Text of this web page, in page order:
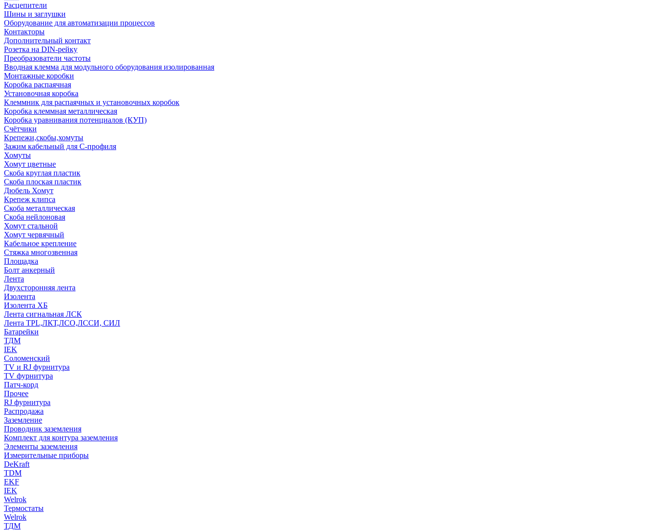
Расцепители
Шины и заглушки
Оборудование для автоматизации процессов
Контакторы
Дополнительный контакт
Розетка на DIN-рейку
Преобразователи частоты
Вводная клемма для модульного оборудования изолированная
Монтажные коробки
Коробка распаячная
Установочная коробка
Клеммник для распаячных и установочных коробок
Коробка клеммная металлическая
Коробка уравнивания потенциалов (КУП)
Счётчики
Крепежи,скобы,хомуты
Зажим кабельный для С-профиля
Хомуты
Хомут цветные
Скоба круглая пластик
Скоба плоская пластик
Дюбель Хомут
Крепеж клипса
Скоба металлическая
Скоба нейлоновая
Хомут стальной
Хомут червячный
Кабельное крепление
Стяжка многозвенная
Площадка
Болт анкерный
Лента
Двухсторонняя лента
Изолента
Изолента ХБ
Лента сигнальная ЛСК
Лента TPL,ЛКТ,ЛСО,ЛССИ, СИЛ
Батарейки
ТДМ
IEK
Соломенский
TV и RJ фурнитура
TV фурнитура
Патч-корд
Прочее
RJ фурнитура
Распродажа
Заземление
Проводник заземления
Комплект для контура заземления
Элементы заземления
Измерительные приборы
DeKraft
TDM
EKF
IEK
Welrok
Термостаты
Welrok
ТДМ